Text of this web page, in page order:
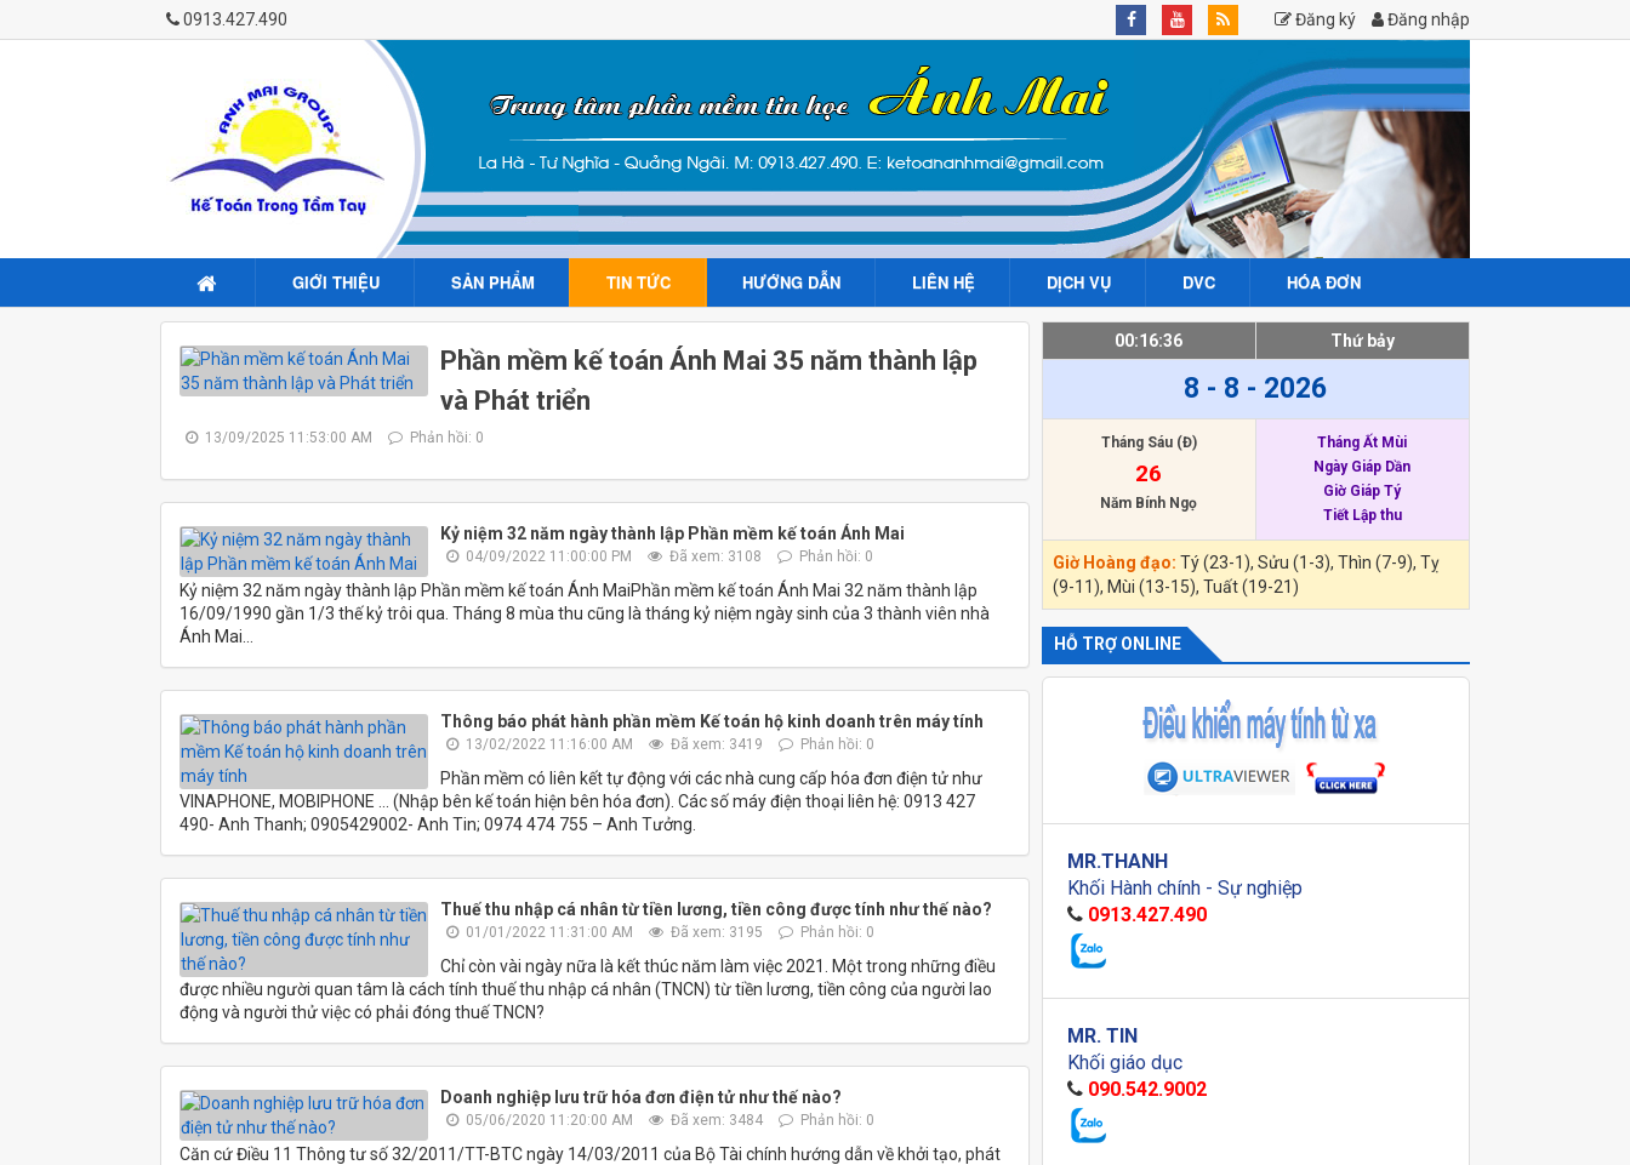
Đăng ký Đăng nhập
0913.427.490
GIỚI THIỆU SẢN PHẨM TIN TỨC HƯỚNG DẪN LIÊN HỆ DỊCH VỤ DVC HÓA ĐƠN
Phần mềm kế toán Ánh Mai 35 năm thành lập
và Phát triển
13/09/2025 11:53:00 AM Phản hồi: 0
Kỷ niệm 32 năm ngày thành lập Phần mềm kế toán Ánh Mai
04/09/2022 11:00:00 PM Đã xem: 3108 Phản hồi: 0
Kỷ niệm 32 năm ngày thành lập Phần mềm kế toán Ánh MaiPhần mềm kế toán Ánh Mai 32 năm thành lập
16/09/1990 gần 1/3 thế kỷ trôi qua. Tháng 8 mùa thu cũng là tháng kỷ niệm ngày sinh của 3 thành viên nhà
Ánh Mai...
Thông báo phát hành phần mềm Kế toán hộ kinh doanh trên máy tính
13/02/2022 11:16:00 AM Đã xem: 3419 Phản hồi: 0
Phần mềm có liên kết tự động với các nhà cung cấp hóa đơn điện tử như
VINAPHONE, MOBIPHONE ... (Nhập bên kế toán hiện bên hóa đơn). Các số máy điện thoại liên hệ: 0913 427
490- Anh Thanh; 0905429002- Anh Tin; 0974 474 755 – Anh Tưởng.
Thuế thu nhập cá nhân từ tiền lương, tiền công được tính như thế nào?
01/01/2022 11:31:00 AM Đã xem: 3195 Phản hồi: 0
Chỉ còn vài ngày nữa là kết thúc năm làm việc 2021. Một trong những điều
được nhiều người quan tâm là cách tính thuế thu nhập cá nhân (TNCN) từ tiền lương, tiền công của người lao
động và người thử việc có phải đóng thuế TNCN?
Doanh nghiệp lưu trữ hóa đơn điện tử như thế nào?
05/06/2020 11:20:00 AM Đã xem: 3484 Phản hồi: 0
Căn cứ Điều 11 Thông tư số 32/2011/TT-BTC ngày 14/03/2011 của Bộ Tài chính hướng dẫn về khởi tạo, phát
00:16:36 Thứ bảy
8 - 8 - 2026
Tháng Sáu (Đ)
26
Năm Bính Ngọ
Tháng Ất Mùi
Ngày Giáp Dần
Giờ Giáp Tý
Tiết Lập thu
Giờ Hoàng đạo: Tý (23-1), Sửu (1-3), Thìn (7-9), Tỵ
(9-11), Mùi (13-15), Tuất (19-21)
HỖ TRỢ ONLINE
MR.THANH
Khối Hành chính - Sự nghiệp
0913.427.490
MR. TIN
Khối giáo dục
090.542.9002